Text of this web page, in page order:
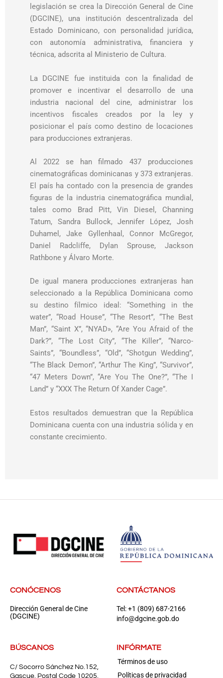
legislación se crea la Dirección General de Cine
(DGCINE), una institución descentralizada del
Estado Dominicano, con personalidad jurídica,
con autonomía administrativa, financiera y
técnica, adscrita al Ministerio de Cultura.
La DGCINE fue instituida con la finalidad de
promover e incentivar el desarrollo de una
industria nacional del cine, administrar los
incentivos fiscales creados por la ley y
posicionar el país como destino de locaciones
para producciones extranjeras.
Al 2022 se han filmado 437 producciones
cinematográficas dominicanas y 373 extranjeras.
El país ha contado con la presencia de grandes
figuras de la industria cinematográfica mundial,
tales como Brad Pitt, Vin Diesel, Channing
Tatum, Sandra Bullock, Jennifer López, Josh
Duhamel, Jake Gyllenhaal, Connor McGregor,
Daniel Radcliffe, Dylan Sprouse, Jackson
Rathbone y Álvaro Morte.
De igual manera producciones extranjeras han
seleccionado a la República Dominicana como
su destino fílmico ideal: “Something in the
water”, “Road House”, “The Resort”, “The Best
Man”, “Saint X”, “NYAD», “Are You Afraid of the
Dark?”, “The Lost City”, “The Killer”, “Narco-
Saints”, “Boundless”, “Old”, “Shotgun Wedding”,
“The Black Demon”, “Arthur The King”, “Survivor”,
“47 Meters Down”, “Are You The One?”, “The I
Land” y “XXX The Return Of Xander Cage”.
Estos resultados demuestran que la República
Dominicana cuenta con una industria sólida y en
constante crecimiento.
CONÓCENOS
Dirección General de Cine
(DGCINE)
CONTÁCTANOS
Tel: +1 (809) 687-2166
info@dgcine.gob.do
BÚSCANOS
C/ Socorro Sánchez No.152,
Gascue, Postal Code 10205,
INFÓRMATE
Términos de uso
Políticas de privacidad